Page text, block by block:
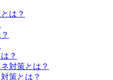
は？
？
対策とは？
策とは？